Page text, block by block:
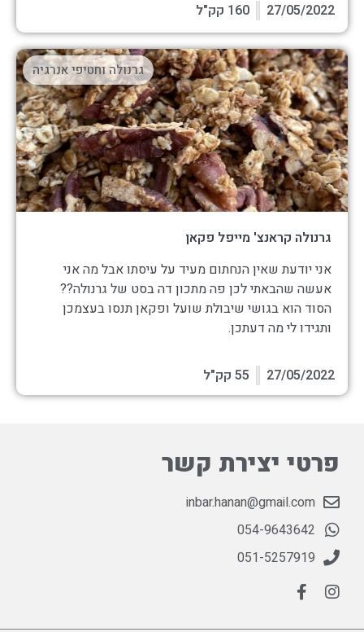
27/05/2022 160 קק"ל
גרנולה קראנצ' מייפל פקאן
אני יודעת שאין הנחתום מעיד על עיסתו אבל מה אני
אעשה שהבאתי לכן פה מתכון דה בסט של גרנולה??
הסוד הוא בגושי שיבולת שועל ופקאן תנסו בעצמכן
ותגידו לי מה דעתכן.
גרנולה וחטיפי אנרגיה
27/05/2022 55 קק"ל
פרטי יצירת קשר
inbar.hanan@gmail.com
054-9643642
051-5257919